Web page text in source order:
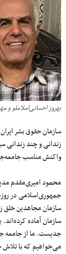
بهروز احسانی‌اسلاملو
سازمان حقوق بشر
زندانی و ‌چند زندانی
واکنش مناسب
محمود امیری‌مقدم
جمهوری‌اسلامی در
سازمان مجاهدین خلق
سازمان آماده
جدیست. ما از جامعه
می‌خواهیم که با تلاش